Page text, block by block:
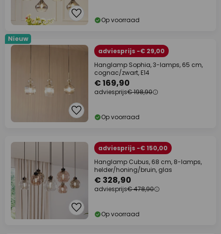
Op voorraad
Nieuw
adviesprijs -€ 29,00
Hanglamp Sophia, 3-lamps, 65 cm,
cognac/zwart, E14
€ 169,90
adviesprijs€ 198,90
Op voorraad
adviesprijs -€ 150,00
Hanglamp Cubus, 68 cm, 8-lamps,
helder/honing/bruin, glas
€ 328,90
adviesprijs€ 478,90
Op voorraad